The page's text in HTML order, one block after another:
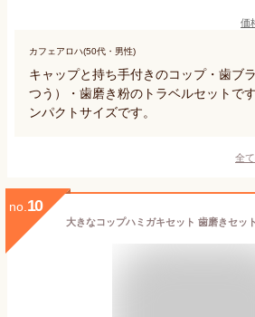
価
カフェアロハ(50代・男性)
キャップと持ち手付きのコップ・歯ブ
つう）・歯磨き粉のトラベルセットで
ンパクトサイズです。
全
no. 10